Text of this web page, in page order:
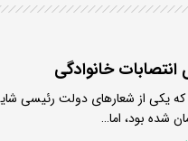
انتصابات خانوادگی
یکی از شعارهای دولت رئیسی
شده بود، اما…